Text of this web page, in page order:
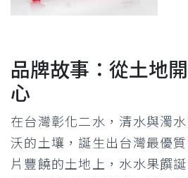
品牌故事：從土地
心
在台灣彰化二水，清水與濁
沃的土壤，誕生出台灣最優
片豐饒的土地上，水水果饌